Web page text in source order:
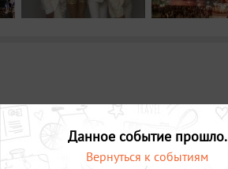
12 июня в 19:30
Данное событие прошло.
Вернуться к событиям